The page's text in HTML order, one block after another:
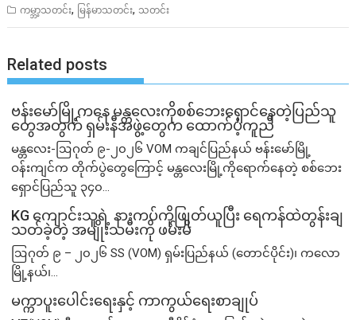
ကမ္ဘာ့သတင်း, မြန်မာသတင်း, သတင်း
Related posts
ဗန်းမော်မြို့ကနေ မန္တလေးကိုစစ်ဘေးရှောင်နေတဲ့ပြည်သူ
တွေအတွက် ရှမ်းနီအဖွဲ့တွေက ထောက်ပံ့ကူညီ
မန္တလေး-ဩဂုတ် ၉-၂၀၂၆ VOM ကချင်ပြည်နယ် ဗန်းမော်မြို့
ဝန်းကျင်က တိုက်ပွဲတွေကြောင့် မန္တလေးမြို့ကိုရောက်နေတဲ့ စစ်ဘေး
ရှောင်ပြည်သူ ၃၄၀...
KG ကျောင်းသူရဲ့ နားကပ်ကိုဖြုတ်ယူပြီး ရေကန်ထဲတွန်းချ
သတ်ခဲ့တဲ့ အမျိုးသမီးကို ဖမ်းမိ
ဩဂုတ် ၉ – ၂၀၂၆ SS (VOM) ရှမ်းပြည်နယ် (တောင်ပိုင်း)၊ ကလော
မြို့နယ်၊...
မက္ကာပူးပေါင်းရေးနှင့် ကာကွယ်ရေးစာချုပ်